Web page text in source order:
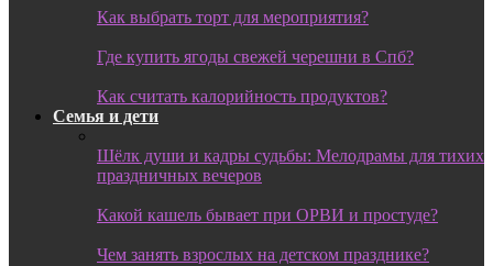
Как выбрать торт для мероприятия?
Где купить ягоды свежей черешни в Спб?
Как считать калорийность продуктов?
Семья и дети
Шёлк души и кадры судьбы: Мелодрамы для тихих
праздничных вечеров
Какой кашель бывает при ОРВИ и простуде?
Чем занять взрослых на детском празднике?